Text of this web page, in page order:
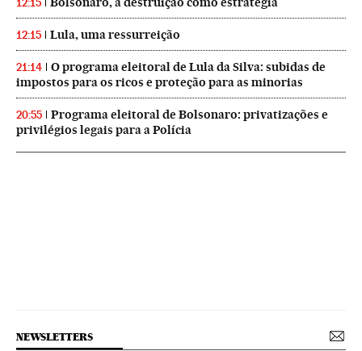
12:15
12:15 Lula, uma ressurreição
21:14
O programa eleitoral de Lula da Silva: subidas de
impostos para os ricos e proteção para as minorias
20:55
Programa eleitoral de Bolsonaro: privatizações e
privilégios legais para a Polícia
NEWSLETTERS